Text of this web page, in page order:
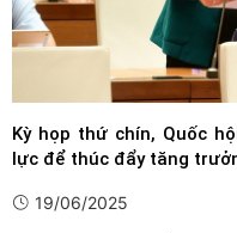
Kỳ họp thứ chín, Quốc
lực để thúc đẩy tăng
19/06/2025